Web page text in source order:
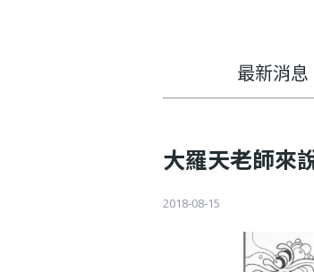
最新消息
大羅天老師來
2018-08-15